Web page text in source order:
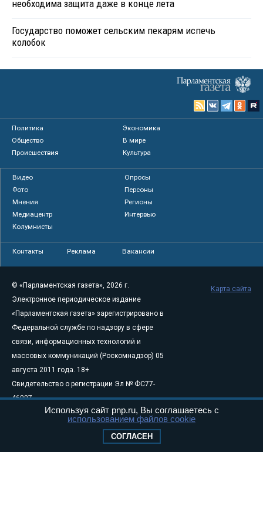
необходима защита даже в конце лета
Государство поможет сельским пекарям испечь
колобок
Политика
Экономика
Общество
В мире
Происшествия
Культура
Видео
Опросы
Фото
Персоны
Мнения
Регионы
Медиацентр
Интервью
Колумнисты
Контакты Реклама Вакансии
© «Парламентская газета», 2026 г.
Электронное периодическое издание
«Парламентская газета» зарегистрировано в
Федеральной службе по надзору в сфере
связи, информационных технологий и
массовых коммуникаций (Роскомнадзор) 05
августа 2011 года. 18+
Свидетельство о регистрации Эл № ФС77-
46097
Учредитель — АНО «Парламентская газета»
Исполняющий обязанности главного
Тел.: +7 (495) 637–69–79 E-mail:pg@pnp.ru
Карта сайта
Используя сайт pnp.ru, Вы соглашаетесь с
использованием файлов cookie
СОГЛАСЕН